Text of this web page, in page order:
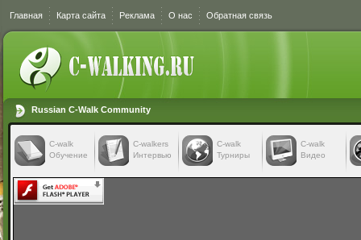
Главная Карта сайта Реклама О нас Обратная связь
Russian C-Walk Community
C-walk
Обучение
C-walkers
Интервью
С-walk
Турниры
С-walk
Видео